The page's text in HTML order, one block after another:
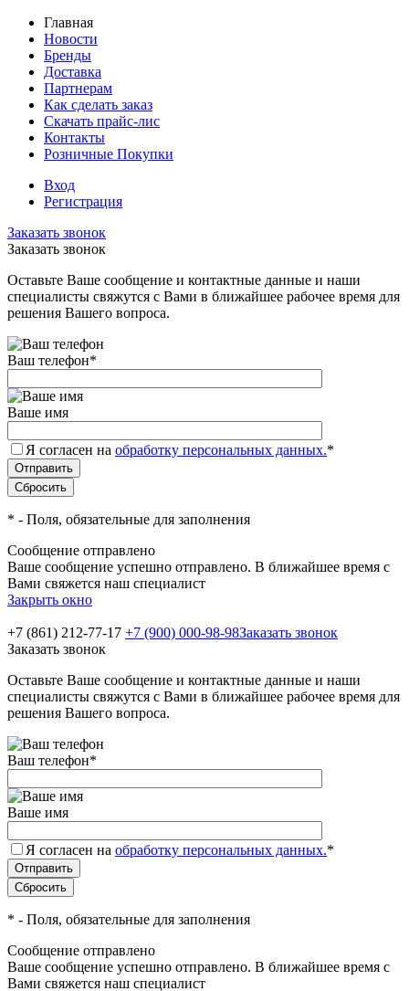
Главная
Новости
Бренды
Доставка
Партнерам
Как сделать заказ
Скачать прайс-лис
Контакты
Розничные Покупки
Вход
Регистрация
Заказать звонок
Заказать звонок
Оставьте Ваше сообщение и контактные данные и наши
специалисты свяжутся с Вами в ближайшее рабочее время для
решения Вашего вопроса.
Ваш телефон*
Ваше имя
Я согласен на обработку персональных данных.*
* - Поля, обязательные для заполнения
Сообщение отправлено
Ваше сообщение успешно отправлено. В ближайшее время с
Вами свяжется наш специалист
Закрыть окно
+7 (861) 212-77-17 +7 (900) 000-98-98Заказать звонок
Заказать звонок
Оставьте Ваше сообщение и контактные данные и наши
специалисты свяжутся с Вами в ближайшее рабочее время для
решения Вашего вопроса.
Ваш телефон*
Ваше имя
Я согласен на обработку персональных данных.*
* - Поля, обязательные для заполнения
Сообщение отправлено
Ваше сообщение успешно отправлено. В ближайшее время с
Вами свяжется наш специалист